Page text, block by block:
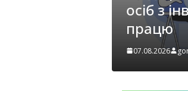
осіб з інвалідністю на